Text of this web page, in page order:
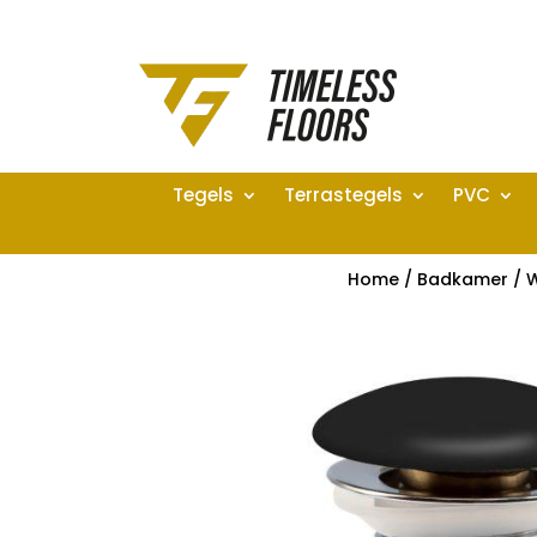
Tegels Terrastegels PVC
Home/ Badkamer /